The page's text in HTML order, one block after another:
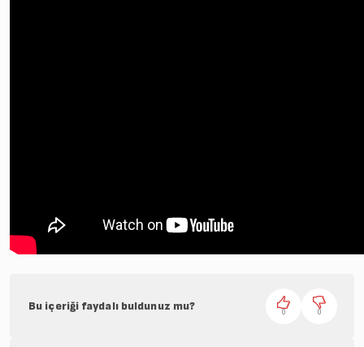
Bu içeriği faydalı buldunuz mu? 0 0